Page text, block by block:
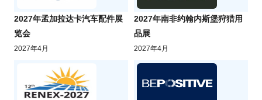
2027年孟加拉达卡汽车配件展
览会
2027年4月
2027年南非约翰内斯堡狩猎用
品展
2027年4月